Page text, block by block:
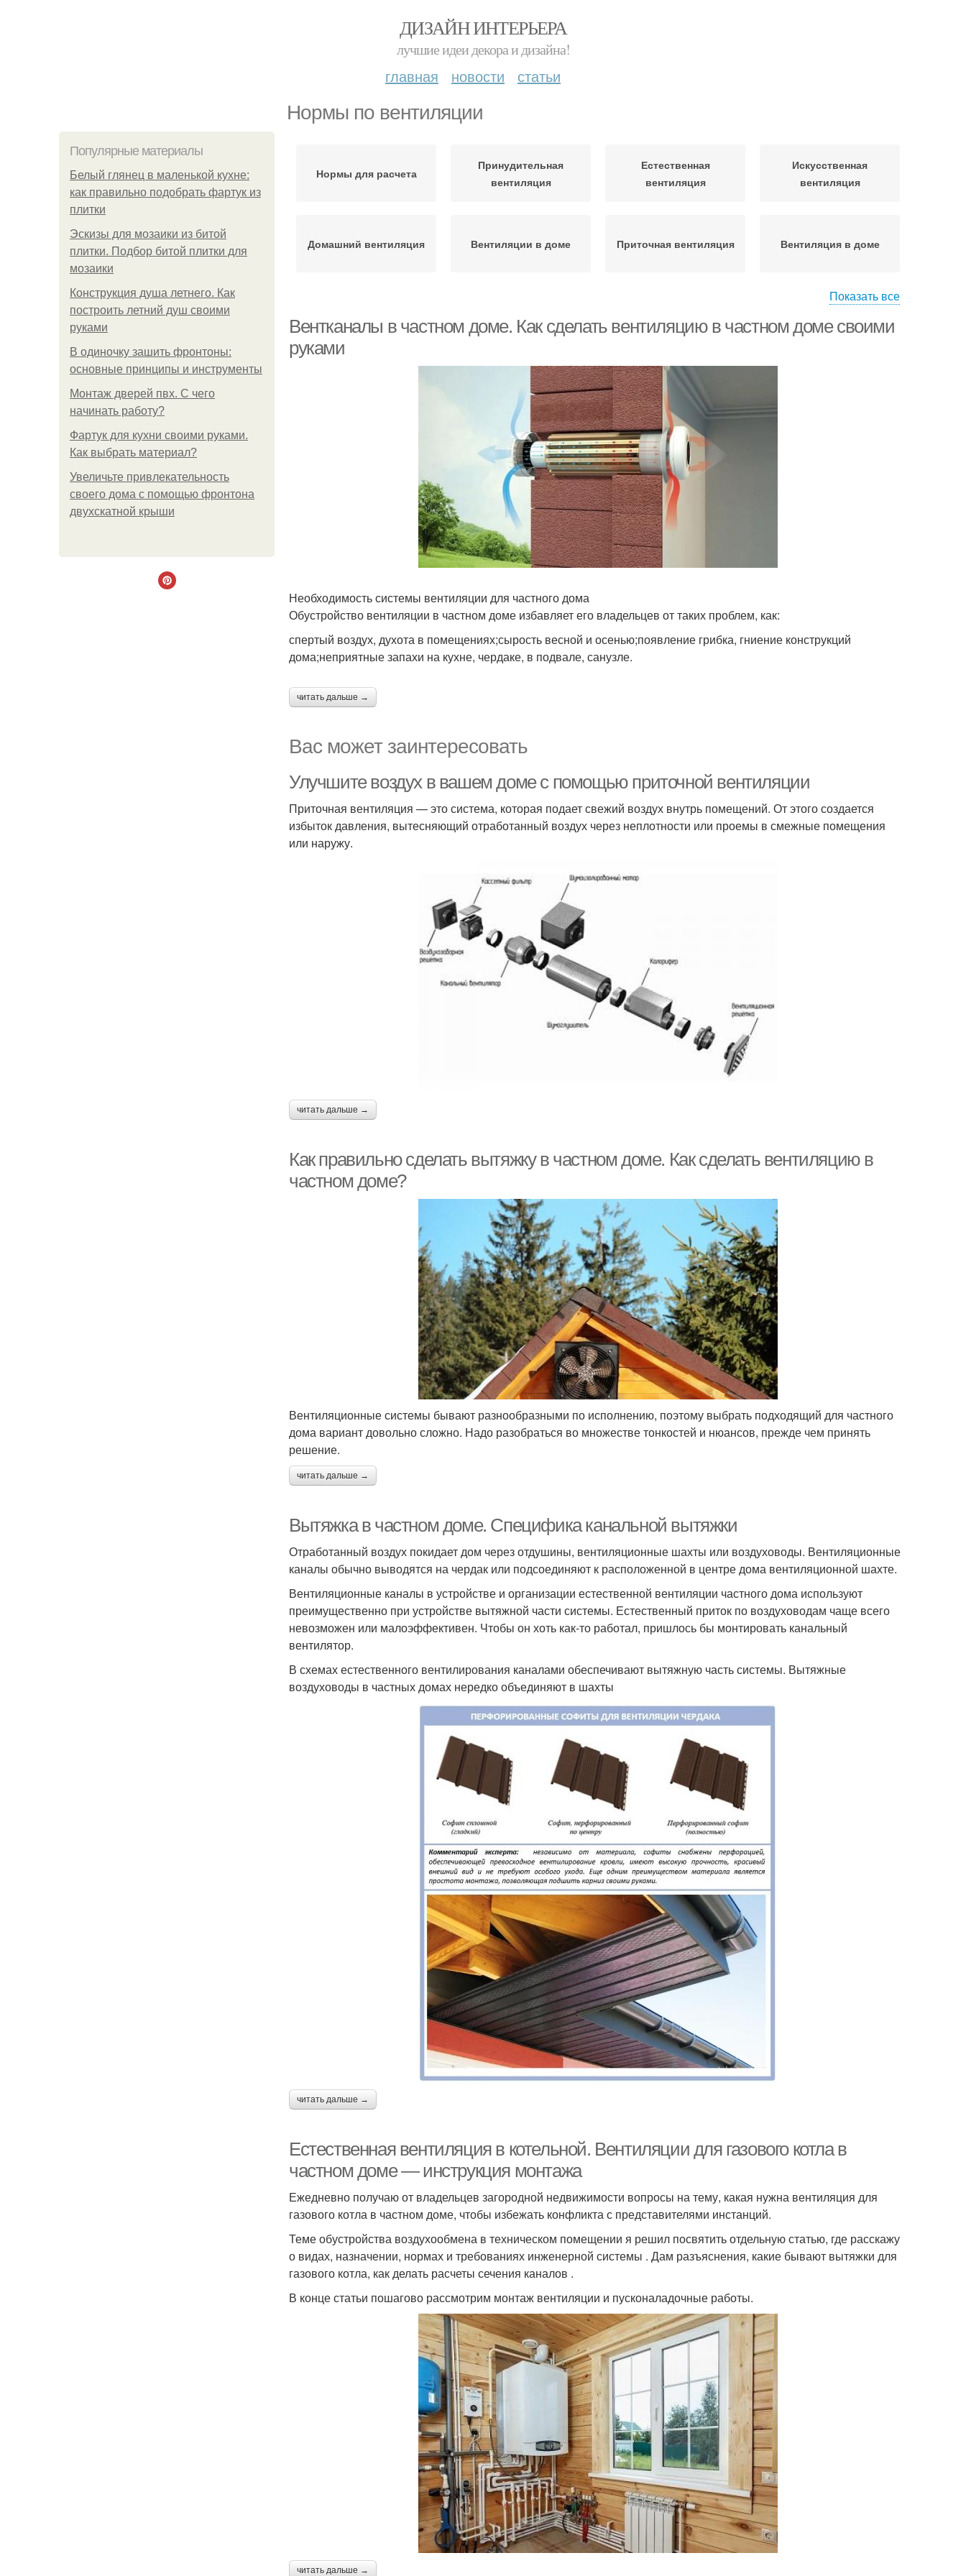
ДИЗАЙН ИНТЕРЬЕРА
лучшие идеи декора и дизайна!
главная новости статьи
Нормы по вентиляции
Популярные материалы
Белый глянец в маленькой кухне:
как правильно подобрать фартук из
плитки
Эскизы для мозаики из битой
плитки. Подбор битой плитки для
мозаики
Конструкция душа летнего. Как
построить летний душ своими
руками
В одиночку зашить фронтоны:
основные принципы и инструменты
Монтаж дверей пвх. С чего
начинать работу?
Фартук для кухни своими руками.
Как выбрать материал?
Увеличьте привлекательность
своего дома с помощью фронтона
двухскатной крыши
Нормы для расчета
Принудительная
вентиляция
Естественная
вентиляция
Искусственная
вентиляция
Домашний вентиляция Вентиляции в доме Приточная вентиляция Вентиляция в доме
Показать все
Вентканалы в частном доме. Как сделать вентиляцию в частном доме своими
руками
Необходимость системы вентиляции для частного дома
Обустройство вентиляции в частном доме избавляет его владельцев от таких проблем, как:
спертый воздух, духота в помещениях;сырость весной и осенью;появление грибка, гниение конструкций
дома;неприятные запахи на кухне, чердаке, в подвале, санузле.
читать дальше →
Вас может заинтересовать
Улучшите воздух в вашем доме с помощью приточной вентиляции
Приточная вентиляция — это система, которая подает свежий воздух внутрь помещений. От этого создается
избыток давления, вытесняющий отработанный воздух через неплотности или проемы в смежные помещения
или наружу.
читать дальше →
Как правильно сделать вытяжку в частном доме. Как сделать вентиляцию в
частном доме?
Вентиляционные системы бывают разнообразными по исполнению, поэтому выбрать подходящий для частного
дома вариант довольно сложно. Надо разобраться во множестве тонкостей и нюансов, прежде чем принять
решение.
читать дальше →
Вытяжка в частном доме. Специфика канальной вытяжки
Отработанный воздух покидает дом через отдушины, вентиляционные шахты или воздуховоды. Вентиляционные
каналы обычно выводятся на чердак или подсоединяют к расположенной в центре дома вентиляционной шахте.
Вентиляционные каналы в устройстве и организации естественной вентиляции частного дома используют
преимущественно при устройстве вытяжной части системы. Естественный приток по воздуховодам чаще всего
невозможен или малоэффективен. Чтобы он хоть как-то работал, пришлось бы монтировать канальный
вентилятор.
В схемах естественного вентилирования каналами обеспечивают вытяжную часть системы. Вытяжные
воздуховоды в частных домах нередко объединяют в шахты
читать дальше →
Естественная вентиляция в котельной. Вентиляции для газового котла в
частном доме — инструкция монтажа
Ежедневно получаю от владельцев загородной недвижимости вопросы на тему, какая нужна вентиляция для
газового котла в частном доме, чтобы избежать конфликта с представителями инстанций.
Теме обустройства воздухообмена в техническом помещении я решил посвятить отдельную статью, где расскажу
о видах, назначении, нормах и требованиях инженерной системы . Дам разъяснения, какие бывают вытяжки для
газового котла, как делать расчеты сечения каналов .
В конце статьи пошагово рассмотрим монтаж вентиляции и пусконаладочные работы.
читать дальше →